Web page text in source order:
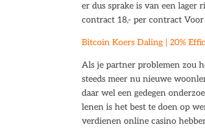
er dus sprake is van een lager
contract 18,- per contract
Bitcoin Koers Daling | 20%
Als je partner problemen zou
steeds meer nu nieuwe
daar wel een gedegen
lenen is het best te doen op
verdienen online casino